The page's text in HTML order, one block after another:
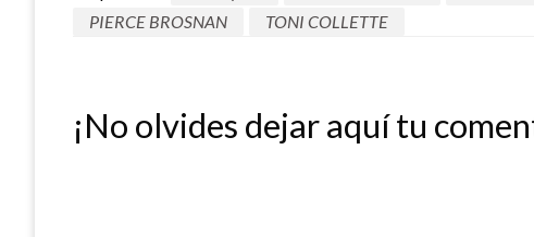
PIERCE BROSNAN
TONI COLLETTE
¡No olvides dejar aquí tu